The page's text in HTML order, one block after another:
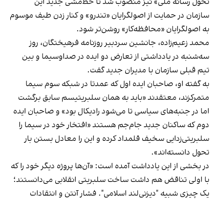
سازمان در حمایت از اصولگرایان «تندرو» و کنار زدن طیف موسوم
به اصولگرایان «محافظه‌کار» روشن‌تر شود.
محمد زعیم‌زاده، جانشین سردبیر روزنامه فرهیختگان، روز
سه‌شنبه در یادداشتی از تعارض دو ایده در صداوسیما و بین
تیم قبلی سازمان با مدیران جدید گفت.
به گفته او، صاحبان ایده اول که عمدتا در شبکه سوم سیما
متمرکزند، معتقدند «باید به همان سلبریتیسم سابق برگشت
اما در جنبه‌های سیاسی تا می‌شود رادیکال بود» و صاحبان ایده
دوم که ساکنان جدید جام‌جم هستند «افتخار خود در سیما را
سلبریتی‌زدایی سخیف قلمداد کرده و این را معادل بستن بار
تحول دانسته‌اند».
در بخشی از این یادداشت آمده است: «آن‌ها پروژه دیگر خود را که
با اولی تناقض هم داشت ساخت سلبریتی انقلابی می‌دانستند؛
یک چیزی شبیه "دیزنی‌لند اسلامی". فشار آنتن و انتقادات